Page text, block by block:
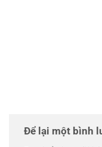
Để lại một bình